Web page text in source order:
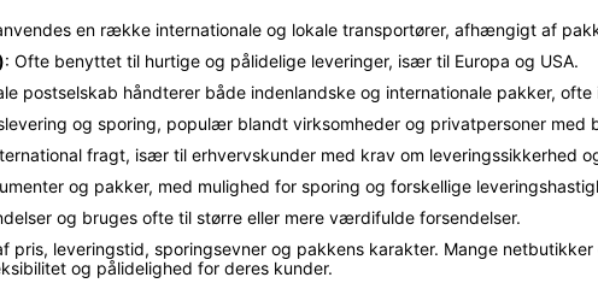
en række internationale og lokale transportører, afhængigt af
: Ofte benyttet til hurtige og pålidelige leveringer, især til Europa og USA.
postselskab håndterer både indenlandske og internationale pakker,
og sporing, populær blandt virksomheder og privatpersoner med
fragt, især til erhvervskunder med krav om leveringssikkerhed
og pakker, med mulighed for sporing og forskellige
og bruges ofte til større eller mere værdifulde forsendelser.
leveringstid, sporingsevner og pakkens karakter. Mange
og pålidelighed for deres kunder.